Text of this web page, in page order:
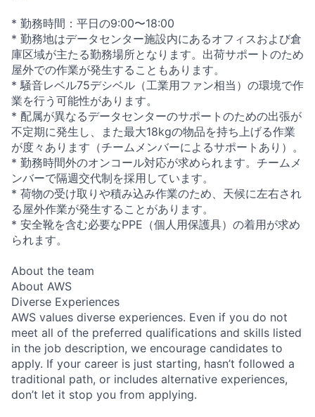
* 勤務時間：平日の9:00〜18:00
* 勤務地はデータセンター施設内にあるオフィスおよび倉
庫区域が主たる勤務場所となります。出荷サポートのため
屋外での作業が発生することもあります。
* 騒音レベル75デシベル（工業用ファン相当）の環境で作
業を行う可能性があります。
* 配属が異なるデータセンターのサポートのための出張が
不定期に発生し、また最大18kgの物品を持ち上げる作業
が度々あります（チームメンバーによるサポートあり）。
* 勤務時間外のオンコール対応が求められます。チームメ
ンバーで隔週交代制を採用しています。
* 荷物の受け取りや積み込み作業のため、天候に左右され
る屋外作業が発生することがあります。
* 安全靴を含む必要なPPE（個人用保護具）の着用が求め
られます。
About the team
About AWS
Diverse Experiences
AWS values diverse experiences. Even if you do not
meet all of the preferred qualifications and skills listed
in the job description, we encourage candidates to
apply. If your career is just starting, hasn’t followed a
traditional path, or includes alternative experiences,
don’t let it stop you from applying.